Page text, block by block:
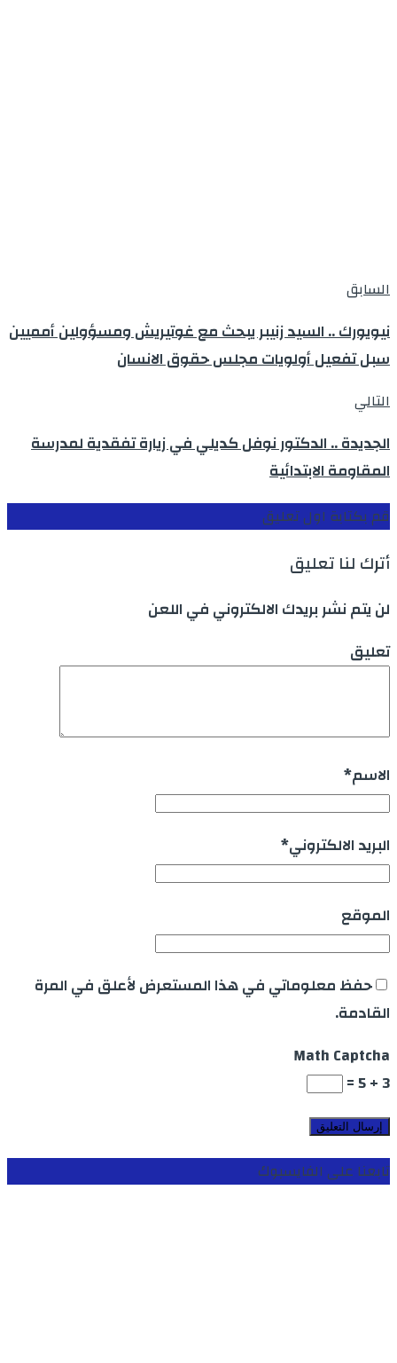
السابق
نيويورك .. السيد زنيبر يبحث مع غوتيريش ومسؤولين أمميين
سبل تفعيل أولويات مجلس حقوق الانسان
التالي
الجديدة .. الدكتور نوفل كديلي في زيارة تفقدية لمدرسة
المقاومة الابتدائية
قم بكتابة اول تعليق
أترك لنا تعليق
لن يتم نشر بريدك الالكتروني في اللعن
تعليق
الاسم*
البريد الالكتروني*
الموقع
حفظ معلوماتي في هذا المستعرض لأعلق في المرة
القادمة.
Math Captcha
3 + 5 =
تابعنا على الفايسبوك